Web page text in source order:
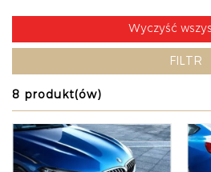
O NAS
KONTAKT
Wyczyść
FILTR
8 produkt(ów)